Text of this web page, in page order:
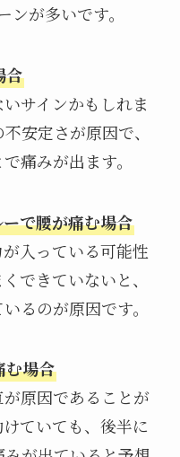
が多いです。
合
サインかもしれま
安定さが原因で、
痛みが出ます。
で腰が痛む場合
入っている可能性
できていないと、
るのが原因です。
む場合
原因であることが
ていても、後半に